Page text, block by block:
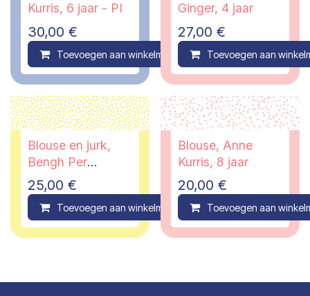
Kurris, 6 jaar - PI
30,00 €
Toevoegen aan winkelmandje Compare
Ginger, 4 jaar
27,00 €
Toevoegen aan
Blouse en jurk,
Bengh Per
Principesse, 7/8
jaar
25,00 €
Toevoegen aan winkelmandje Compare
Blouse, Anne
Kurris, 8 jaar
20,00 €
Toevoegen aan